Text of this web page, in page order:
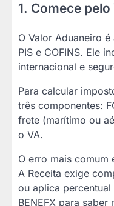
1. Comece
O Valor Aduaneiro
PIS e COFINS. Ele
internacional e
Para calcular
três componentes:
frete (marítimo ou
o VA.
O erro mais comum
A Receita exige
ou aplica
BENEFX para saber